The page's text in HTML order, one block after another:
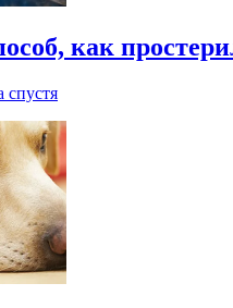
как
спустя